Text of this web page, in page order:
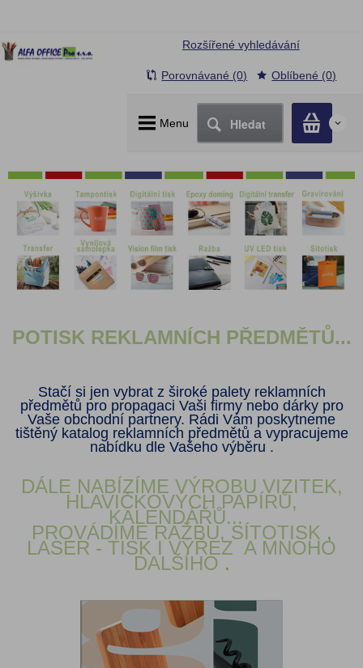
Menu Hledat 0
Rozšířené vyhledávání
Porovnávané (0) Oblíbené (0)
POTISK REKLAMNÍCH PŘEDMĚTŮ...
Stačí si jen vybrat z široké palety reklamních
předmětů pro propagaci Vaši firmy nebo dárky pro
Vaše obchodní partnery. Rádi Vám poskytneme
tištěný katalog reklamních předmětů a vypracujeme
nabídku dle Vašeho výběru .
DÁLE NABÍZÍME VÝROBU VIZITEK,
HLAVIČKOVÝCH PAPÍRŮ,
KALENDÁŘŮ...
PROVÁDÍME RAŽBU, SÍTOTISK ,
LASER - TISK I VÝŘEZ A MNOHO
DALŠÍHO .